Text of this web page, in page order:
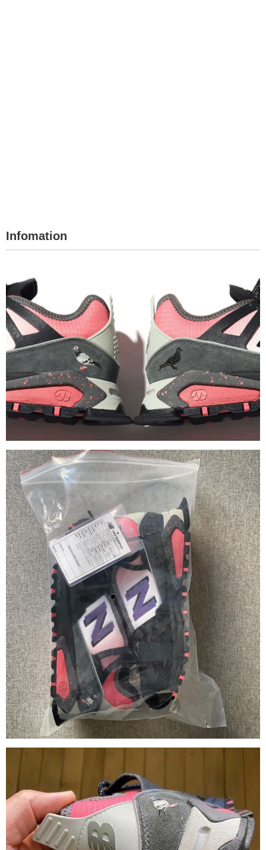
Infomation